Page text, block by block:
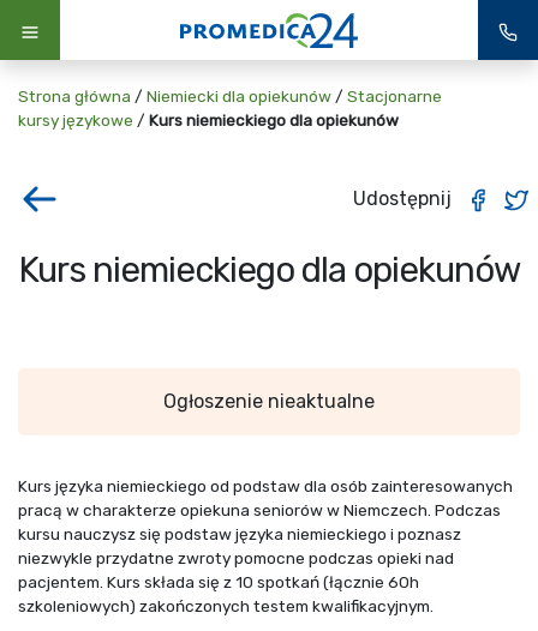
Strona główna / Niemiecki dla opiekunów / Stacjonarne
kursy językowe / Kurs niemieckiego dla opiekunów
Udostępnij
Kurs niemieckiego dla opiekunów
Ogłoszenie nieaktualne
Kurs języka niemieckiego od podstaw dla osób zainteresowanych
pracą w charakterze opiekuna seniorów w Niemczech. Podczas
kursu nauczysz się podstaw języka niemieckiego i poznasz
niezwykle przydatne zwroty pomocne podczas opieki nad
pacjentem. Kurs składa się z 10 spotkań (łącznie 60h
szkoleniowych) zakończonych testem kwalifikacyjnym.